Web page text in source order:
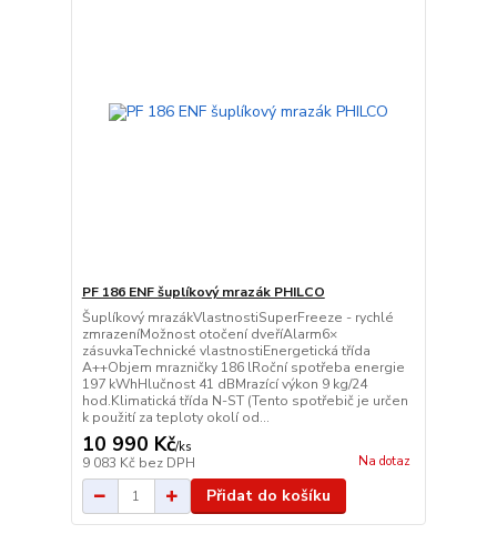
PF 186 ENF šuplíkový mrazák PHILCO
Šuplíkový mrazákVlastnostiSuperFreeze - rychlé
zmrazeníMožnost otočení dveříAlarm6×
zásuvkaTechnické vlastnostiEnergetická třída
A++Objem mrazničky 186 lRoční spotřeba energie
197 kWhHlučnost 41 dBMrazící výkon 9 kg/24
hod.Klimatická třída N-ST (Tento spotřebič je určen
k použití za teploty okolí od...
10 990 Kč/ks
9 083 Kč bez DPH Na dotaz
Přidat do košíku